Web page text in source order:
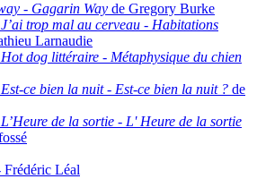
- Gagarin Way de Gregory Burke
J’ai trop mal au cerveau - Habitations
Larnaudie
Hot dog littéraire - Métaphysique du chien
Est-ce bien la nuit - Est-ce bien la nuit ? de
L’Heure de la sortie - L' Heure de la sortie
Frédéric Léal